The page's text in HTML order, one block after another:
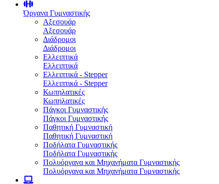
Όργανα Γυμναστικής
Αξεσουάρ
Αξεσουάρ
Διάδρομοι
Διάδρομοι
Ελλειπτικά
Ελλειπτικά
Ελλειπτικά - Stepper
Ελλειπτικά - Stepper
Κωπηλατικές
Κωπηλατικές
Πάγκοι Γυμναστικής
Πάγκοι Γυμναστικής
Παθητική Γυμναστική
Παθητική Γυμναστική
Ποδήλατα Γυμναστικής
Ποδήλατα Γυμναστικής
Πολυόργανα και Μηχανήματα Γυμναστικής
Πολυόργανα και Μηχανήματα Γυμναστικής